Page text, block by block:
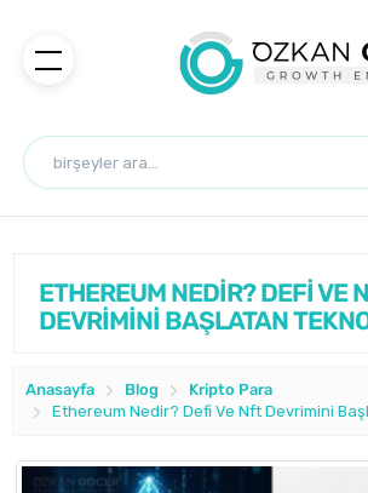
ETHEREUM NEDİR? DEFİ VE
DEVRİMİNİ BAŞLATAN
Anasayfa Blog
Kripto Para
Ethereum Nedir? Defi Ve Nft Devrimini